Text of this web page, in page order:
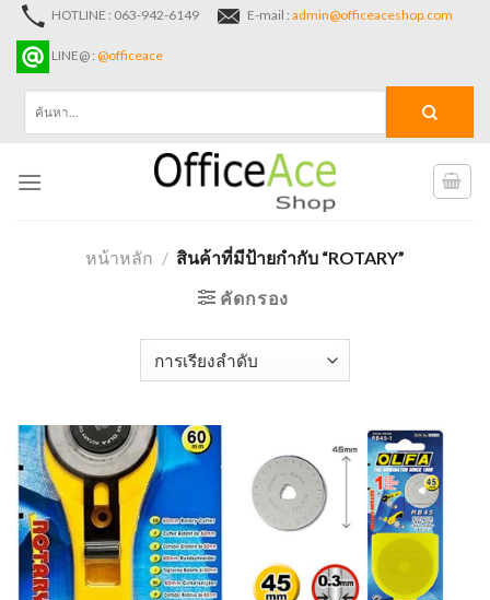
Skip
content
HOTLINE : 063-942-6149 E-mail : admin@officeaceshop.com
LINE@ : @officeace
หน้าหลัก / สินค้าที่มีป้ายกำกับ “ROTARY”
คัดกรอง